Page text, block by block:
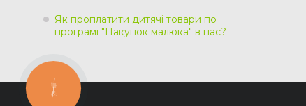
Як проплатити дитячі товари по
програмі "Пакунок малюка" в нас?
КНОПКА
ЗВ'ЯЗКУ